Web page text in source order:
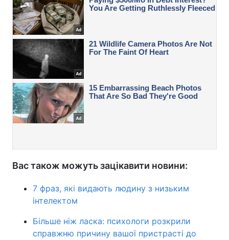
Вас також можуть зацікавити новини:
7 фраз, які видають людину з низьким
інтелектом
Більше ніж ласка: психологи розкрили
справжню причину вашої пристрасті до